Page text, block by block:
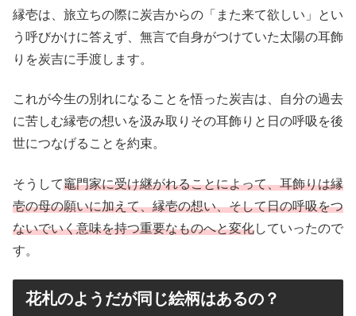
縁壱は、旅立ちの際に炭吉からの「また来て欲しい」とい
う呼びかけに答えず、無言で自身がつけていた太陽の耳飾
りを炭吉に手渡します。
これが今生の別れになることを悟った炭吉は、自分の過去
に苦しむ縁壱の想いを汲み取りその耳飾りと日の呼吸を後
世につなげることを約束。
そうして竈門家に受け継がれることによって、耳飾りは縁
壱の母の願いに加えて、縁壱の想い、そして日の呼吸をつ
ないでいく意味を持つ重要なものへと変化していったので
す。
花札のようだが同じ絵柄はあるの？